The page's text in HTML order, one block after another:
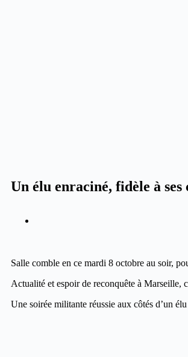
Un élu enraciné, fidèle à
Salle comble en ce mardi 8 octobre au soir,
Actualité et espoir de reconquête à Marseille,
Une soirée militante réussie aux côtés d’un